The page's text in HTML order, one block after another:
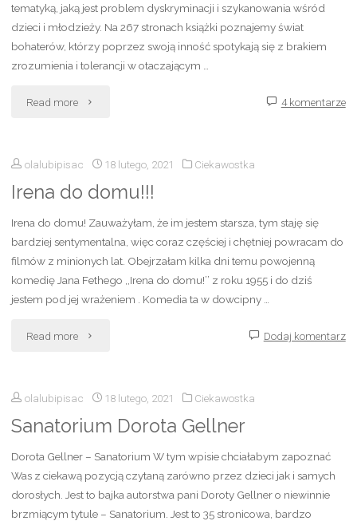
tematyką, jaką jest problem dyskryminacji i szykanowania wśród
dzieci i młodzieży. Na 267 stronach książki poznajemy świat
bohaterów, którzy poprzez swoją inność spotykają się z brakiem
zrozumienia i tolerancji w otaczającym …
Read more "Wszystkie
świata"
4 komentarze
olalubipisac 18 lutego, 2021 Ciekawostka
Irena do domu!!!
Irena do domu! Zauważyłam, że im jestem starsza, tym staję się
bardziej sentymentalna, więc coraz częściej i chętniej powracam do
filmów z minionych lat. Obejrzałam kilka dni temu powojenną
komedię Jana Fethego ,,Irena do domu!’’ z roku 1955 i do dziś
jestem pod jej wrażeniem . Komedia ta w dowcipny …
Read more "Irena
domu!!!"
Dodaj komentarz
olalubipisac 18 lutego, 2021 Ciekawostka
Sanatorium Dorota Gellner
Dorota Gellner – Sanatorium W tym wpisie chciałabym zapoznać
Was z ciekawą pozycją czytaną zarówno przez dzieci jak i samych
dorosłych. Jest to bajka autorstwa pani Doroty Gellner o niewinnie
brzmiącym tytule – Sanatorium. Jest to 35 stronicowa, bardzo